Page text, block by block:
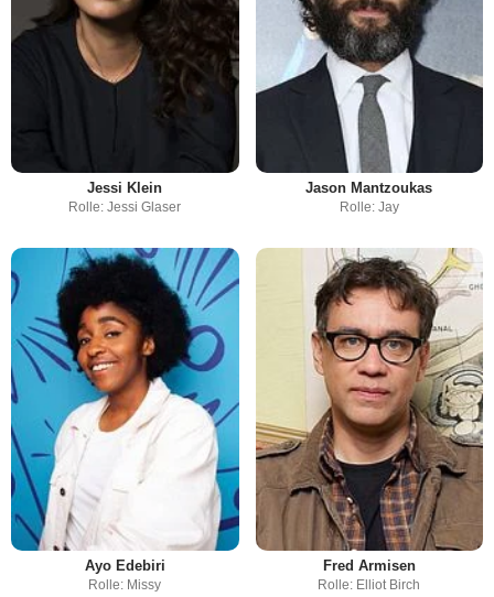
Jessi Klein
Rolle: Jessi Glaser
Jason Mantzoukas
Rolle: Jay
Ayo Edebiri
Rolle: Missy
Fred Armisen
Rolle: Elliot Birch